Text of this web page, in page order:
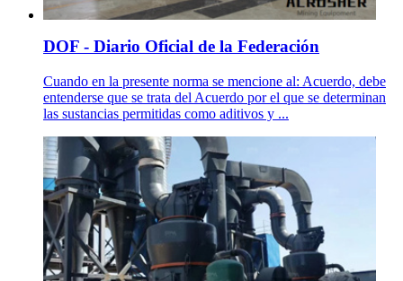
DOF - Diario Oficial de la Federación
Cuando en la presente norma se mencione al: Acuerdo, debe
entenderse que se trata del Acuerdo por el que se determinan
las sustancias permitidas como aditivos y ...